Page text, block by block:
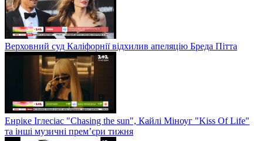
Верховний суд Каліфорнії відхилив апеляцію Бреда Пітта
Енріке Іглесіас "Chasing the sun", Кайлі Міноуг "Kiss Of Life"
та інші музичні прем’єри тижня